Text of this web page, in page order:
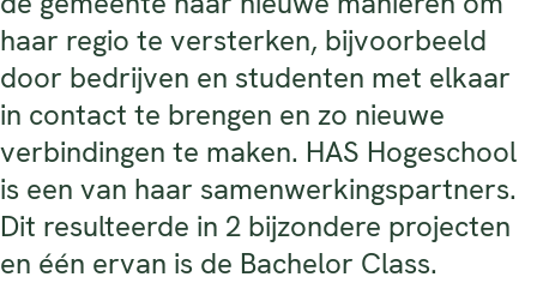
haar regio te versterken, bijvoorbeeld
door bedrijven en studenten met elkaar
in contact te brengen en zo nieuwe
verbindingen te maken. HAS Hogeschool
is een van haar samenwerkingspartners.
Dit resulteerde in 2 bijzondere projecten
en één ervan is de Bachelor Class.